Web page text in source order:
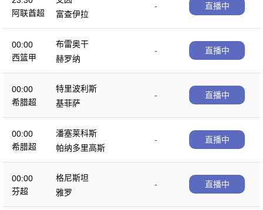
阿联酋超
-
富查伊拉
直播中
00:00
西篮甲
布雷奥干
-
赫罗纳
直播中
00:00
希腊超
特里波利斯
-
基菲萨
直播中
00:00
希腊超
潘塞莱科斯
-
帕纳多里高斯
直播中
00:00
芬超
格尼斯坦
-
雅罗
直播中